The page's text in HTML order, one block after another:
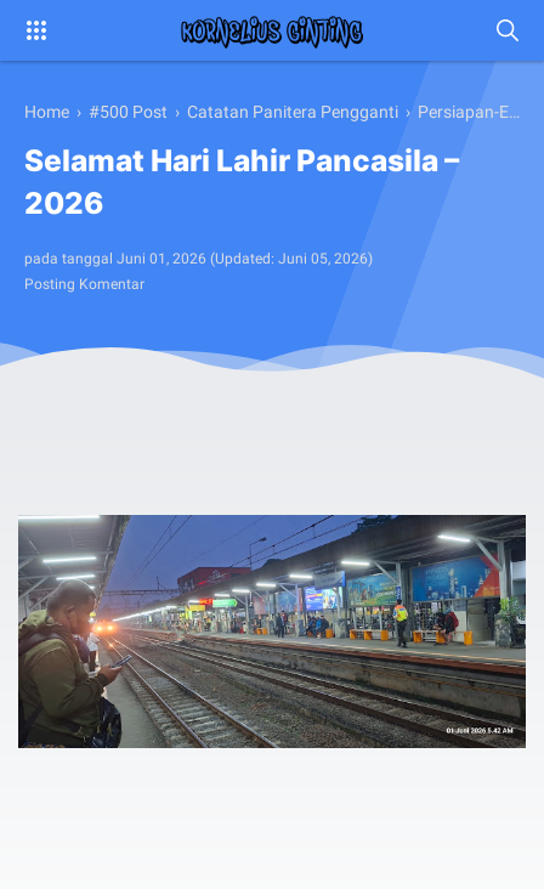
Home › #500 Post › Catatan Panitera Pengganti › Persiapan-Examinasi-Panitera-Pengganti-2026
Selamat Hari Lahir Pancasila –
2026
pada tanggal Juni 01, 2026 (Updated: Juni 05, 2026)
Posting Komentar